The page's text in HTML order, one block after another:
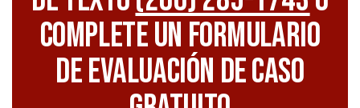
Complete Un Formulario
De Evaluación De Caso